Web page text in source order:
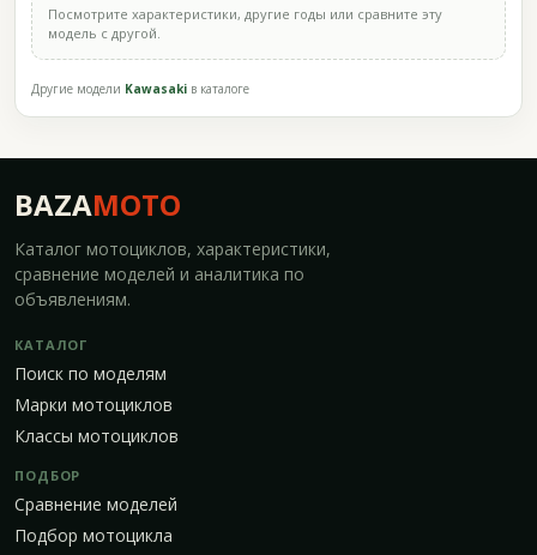
Посмотрите характеристики, другие годы или сравните эту
модель с другой.
Другие модели Kawasaki в каталоге
BAZAMOTO
Каталог мотоциклов, характеристики,
сравнение моделей и аналитика по
объявлениям.
КАТАЛОГ
Поиск по моделям
Марки мотоциклов
Классы мотоциклов
ПОДБОР
Сравнение моделей
Подбор мотоцикла